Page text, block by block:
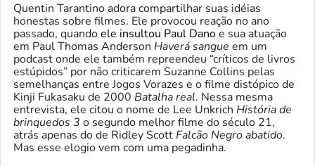
Quentin Tarantino adora compartilhar suas idéias
honestas sobre filmes. Ele provocou reação no ano
passado, quandoele insultou Paul Danoe sua atuação
em Paul Thomas Anderson Haverá sangue em um
podcast onde ele também repreendeu “críticos de livros
estúpidos” por não criticarem Suzanne Collins pelas
semelhanças entre Jogos Vorazes e o filme distópico de
Kinji Fukasaku de 2000 Batalha real. Nessa mesma
entrevista, ele citou o nome de Lee Unkrich História de
brinquedos 3 o segundo melhor filme do século 21,
atrás apenas do de Ridley Scott Falcão Negro abatido.
Mas esse elogio vem com uma pegadinha.